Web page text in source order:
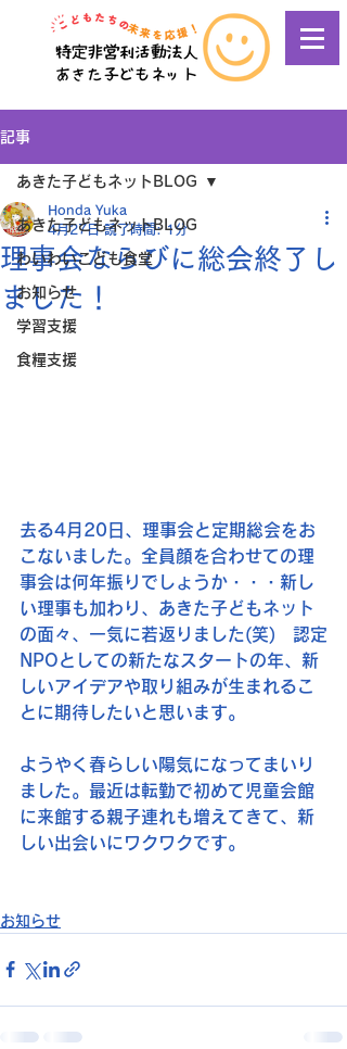
記事
あきた子どもネットBLOG
わいわいこども食堂
お知らせ
学習支援
食糧支援
あきた子どもネットBLOG
理事会ならびに総会終了し
ました！
Honda Yuka
4月27日 読了時間: 1分
去る4月20日、理事会と定期総会をお
こないました。全員顔を合わせての理
事会は何年振りでしょうか・・・新し
い理事も加わり、あきた子どもネット
の面々、一気に若返りました(笑)　認定
NPOとしての新たなスタートの年、新
しいアイデアや取り組みが生まれるこ
とに期待したいと思います。
ようやく春らしい陽気になってまいり
ました。最近は転勤で初めて児童会館
に来館する親子連れも増えてきて、新
しい出会いにワクワクです。
お知らせ